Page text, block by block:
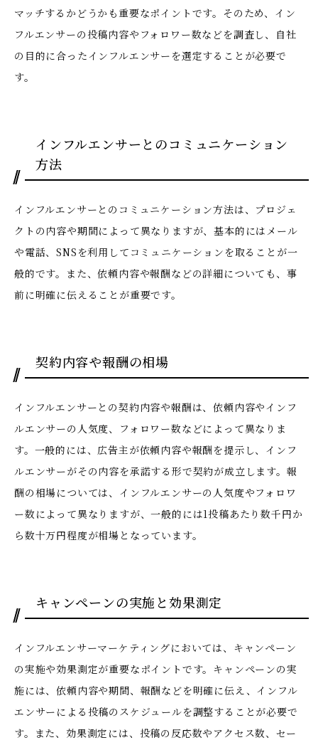
マッチするかどうかも重要なポイントです。そのため、イン
フルエンサーの投稿内容やフォロワー数などを調査し、自社
の目的に合ったインフルエンサーを選定することが必要で
す。
インフルエンサーとのコミュニケーション
方法
インフルエンサーとのコミュニケーション方法は、プロジェ
クトの内容や期間によって異なりますが、基本的にはメール
や電話、SNSを利用してコミュニケーションを取ることが一
般的です。また、依頼内容や報酬などの詳細についても、事
前に明確に伝えることが重要です。
契約内容や報酬の相場
インフルエンサーとの契約内容や報酬は、依頼内容やインフ
ルエンサーの人気度、フォロワー数などによって異なりま
す。一般的には、広告主が依頼内容や報酬を提示し、インフ
ルエンサーがその内容を承諾する形で契約が成立します。報
酬の相場については、インフルエンサーの人気度やフォロワ
ー数によって異なりますが、一般的には1投稿あたり数千円か
ら数十万円程度が相場となっています。
キャンペーンの実施と効果測定
インフルエンサーマーケティングにおいては、キャンペーン
の実施や効果測定が重要なポイントです。キャンペーンの実
施には、依頼内容や期間、報酬などを明確に伝え、インフル
エンサーによる投稿のスケジュールを調整することが必要で
す。また、効果測定には、投稿の反応数やアクセス数、セー